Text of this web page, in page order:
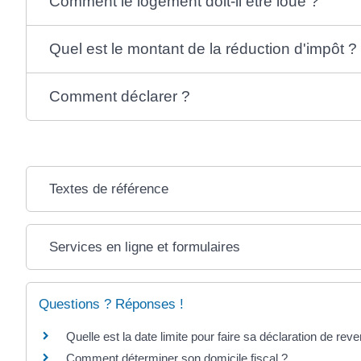
Quel est le montant de la réduction d'impôt ?
Comment déclarer ?
Textes de référence
Services en ligne et formulaires
Questions ? Réponses !
Quelle est la date limite pour faire sa déclaration de